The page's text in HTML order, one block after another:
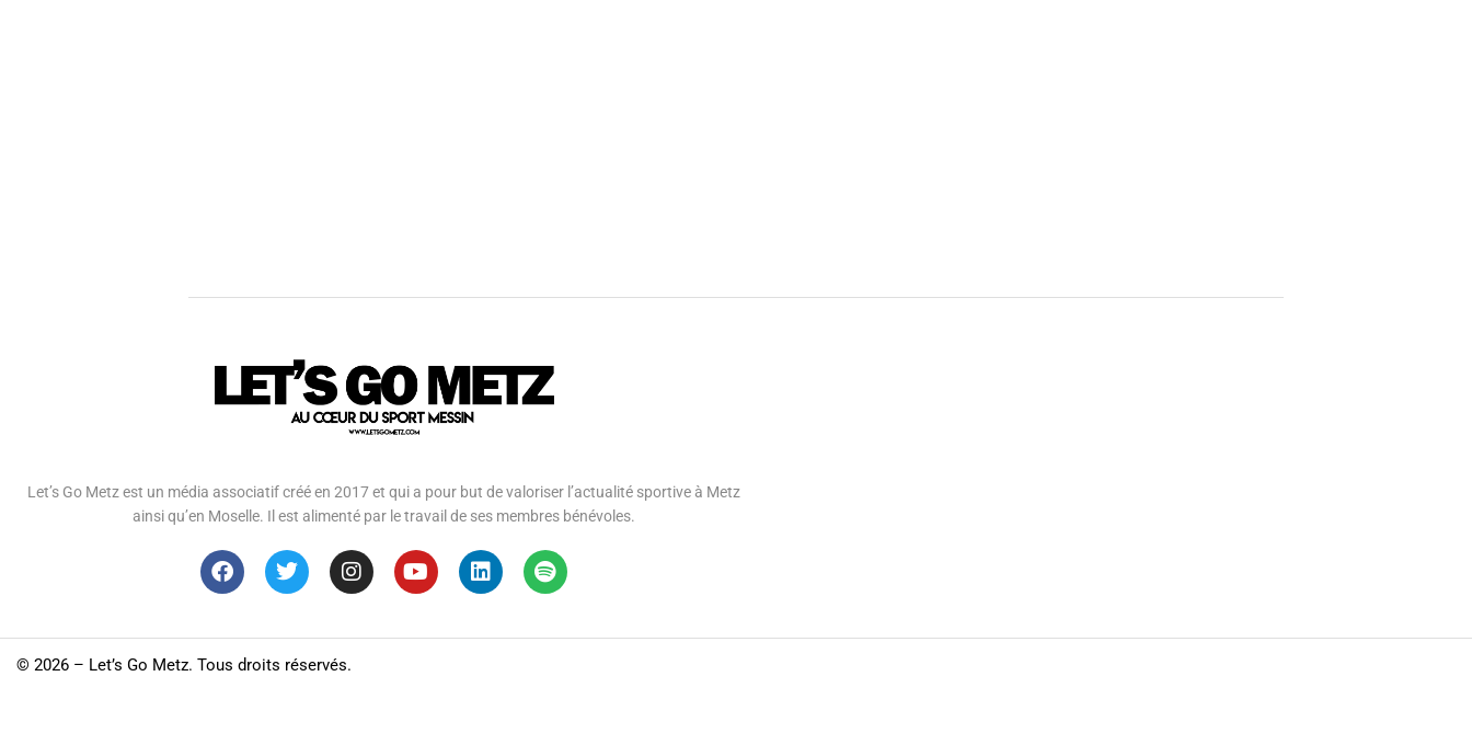
Let’s Go Metz est un média associatif créé en 2017 et qui a pour but de valoriser l’actualité sportive à Metz
ainsi qu’en Moselle. Il est alimenté par le travail de ses membres bénévoles.
© 2026 – Let’s Go Metz. Tous droits réservés.